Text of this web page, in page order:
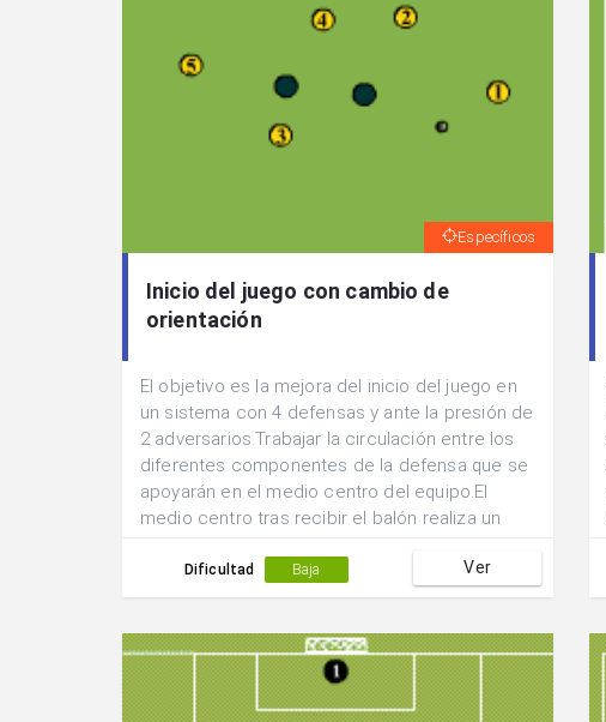
Específicos
Inicio del juego con cambio de
orientación
El objetivo es la mejora del inicio del juego en
un sistema con 4 defensas y ante la presión de
2 adversarios.Trabajar la circulación entre los
diferentes componentes de la defensa que se
apoyarán en el medio centro del equipo.El
medio centro tras recibir el balón realiza un
incorporación de uno de los laterales.
Dificultad Baja Ver